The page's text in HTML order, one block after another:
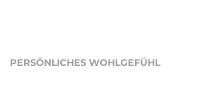
PERSÖNLICHES WOHLGEFÜHL